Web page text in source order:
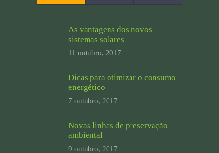
As vantagens dos novos
sistemas solares
11 outubro, 2017
Dicas para otimizar o consumo
energético
7 outubro, 2017
Novas linhas de preservação
ambiental
9 outubro, 2017